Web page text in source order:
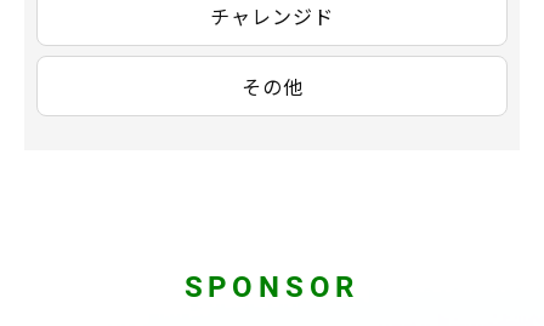
チャレンジド
その他
SPONSOR